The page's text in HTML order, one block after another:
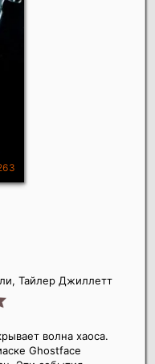
Тайлер Джиллетт
волна хаоса.
Ghostface